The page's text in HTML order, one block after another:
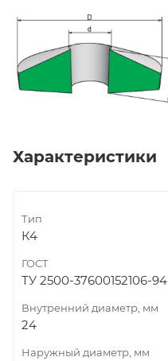
Характеристики
Тип
К4
ГОСТ
ТУ 2500-37600152106-94
Внутренний диаметр, мм
24
Наружный диаметр, мм